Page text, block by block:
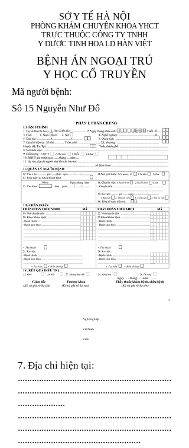
SỞ Y TẾ HÀ NỘI
PHÒNG KHÁM CHUYÊN KHOA YHCT
TRỰC THUỘC CÔNG TY TNHH
Y DƯỢC TINH HOA LD HÀN VIỆT
BỆNH ÁN NGOẠI TRÚ
Y HỌC CỔ TRUYỀN
Mã người bệnh:
Số 15 Nguyễn Như Đổ
1. Họ và tên (In
hoa):
1 9 9 5
8
8
X
X
Nghề nghiệp
Việt Nam
Kinh
7. Địa chỉ hiện tại:
.................................................................
.................................................................
....................
.................................................................
.................................................................
....................................................